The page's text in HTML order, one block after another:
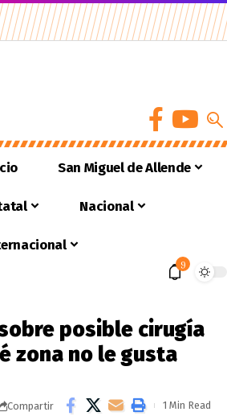
San Miguel de Allende
Nacional
9
posible cirugía
zona no le gusta
Compartir
1 Min Read